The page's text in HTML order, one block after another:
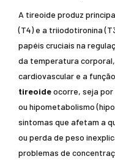
A tireoide produz
(T4) e a triiodotironina
papéis cruciais na
da temperatura
cardiovascular e a
tireoideocorre, seja
ou hipometabolismo
sintomas que afetam a
ou perda de peso
problemas de